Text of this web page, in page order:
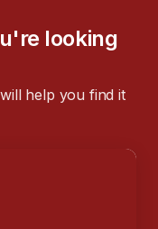
looking
help you find it